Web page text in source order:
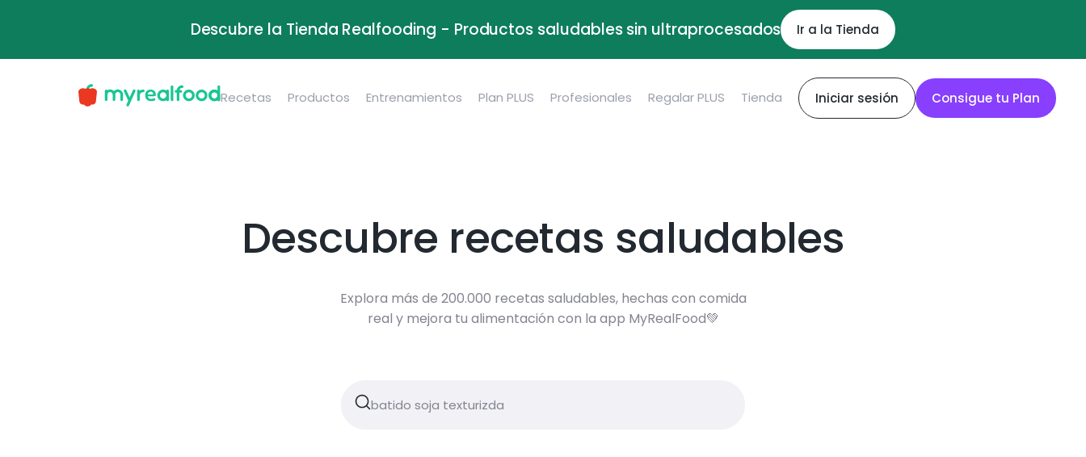
Descubre la Tienda Realfooding - Productos saludables sin ultraprocesados Ir a la Tienda
Recetas Productos Entrenamientos Plan PLUS Profesionales Regalar PLUS Tienda Iniciar sesión Consigue tu Plan
Descubre recetas saludables
Explora más de 200.000 recetas saludables, hechas con comida
real y mejora tu alimentación con la app MyRealFood💚